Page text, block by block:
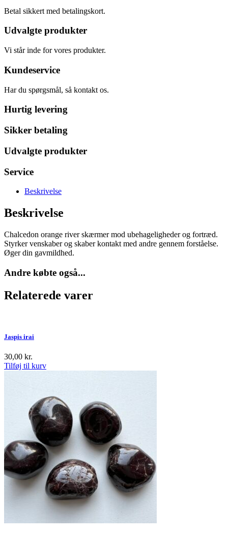
Betal sikkert med betalingskort.
Udvalgte produkter
Vi står inde for vores produkter.
Kundeservice
Har du spørgsmål, så kontakt os.
Hurtig levering
Sikker betaling
Udvalgte produkter
Service
Beskrivelse
Beskrivelse
Chalcedon orange river skærmer mod ubehageligheder og fortræd.
Styrker venskaber og skaber kontakt med andre gennem forståelse.
Øger din gavmildhed.
Andre købte også...
Relaterede varer
Jaspis irai
30,00 kr.
Tilføj til kurv